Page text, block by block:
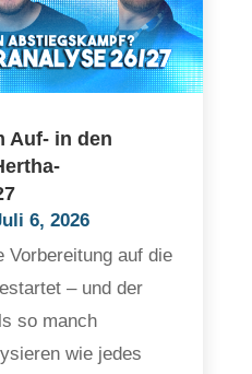
Auf- in den
6, 2026
Vorbereitung auf die
– und der
so manch
wie jedes